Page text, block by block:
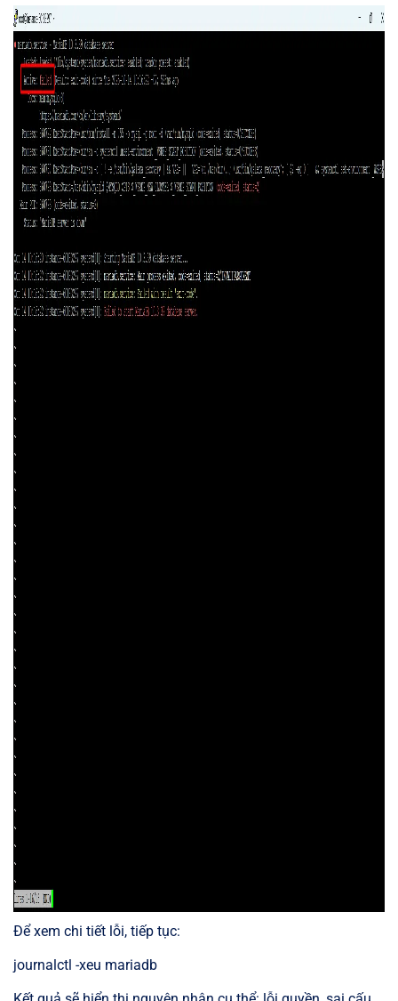
Để xem chi tiết lỗi, tiếp tục:
journalctl -xeu mariadb